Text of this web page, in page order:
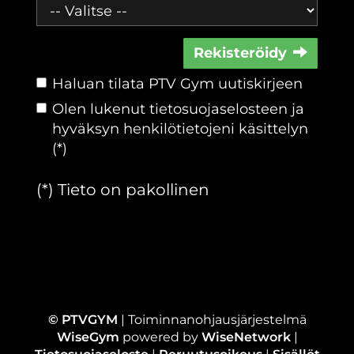
Rekisteröidy
Haluan tilata PTV Gym uutiskirjeen
Olen lukenut tietosuojaselosteen ja
hyväksyn henkilötietojeni käsittelyn
(*)
(*) Tieto on pakollinen
© PTVGYM | Toiminnanohjausjärjestelmä
WiseGym powered by WiseNetwork|